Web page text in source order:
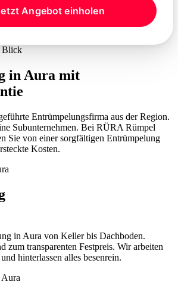
Angebot einholen
Blick
in Aura mit
Entrümpelungsfirma aus der Region.
Subunternehmen. Bei RÜRA Rümpel
Sie von einer sorgfältigen Entrümpelung
Kosten.
in Aura von Keller bis Dachboden.
zum transparenten Festpreis. Wir arbeiten
hinterlassen alles besenrein.